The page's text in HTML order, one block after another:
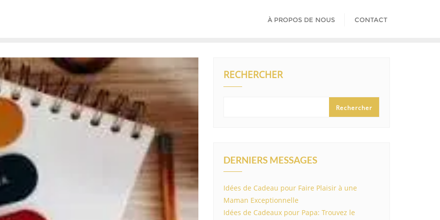
À PROPOS DE NOUS CONTACT
RECHERCHER
Rechercher
DERNIERS MESSAGES
Idées de Cadeau pour Faire Plaisir à une
Maman Exceptionnelle
Idées de Cadeaux pour Papa: Trouvez le